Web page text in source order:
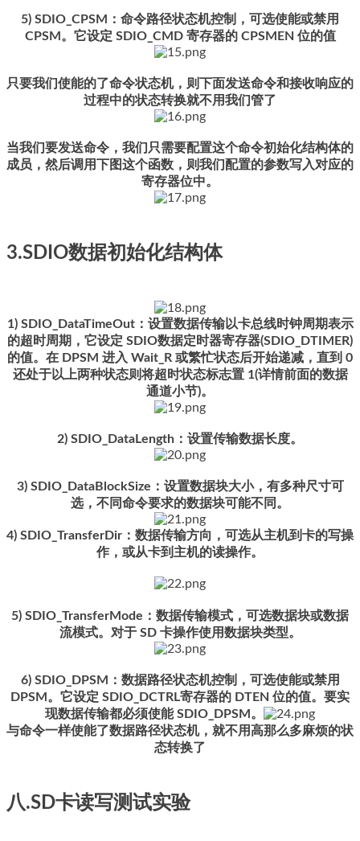
5) SDIO_CPSM：命令路径状态机控制，可选使能或禁用
CPSM。它设定 SDIO_CMD 寄存器的 CPSMEN 位的值
只要我们使能的了命令状态机，则下面发送命令和接收响应的
过程中的状态转换就不用我们管了
当我们要发送命令，我们只需要配置这个命令初始化结构体的
成员，然后调用下图这个函数，则我们配置的参数写入对应的
寄存器位中。
3.SDIO数据初始化结构体
1) SDIO_DataTimeOut：设置数据传输以卡总线时钟周期表示
的超时周期，它设定 SDIO数据定时器寄存器(SDIO_DTIMER)
的值。在 DPSM 进入 Wait_R 或繁忙状态后开始递减，直到 0
还处于以上两种状态则将超时状态标志置 1(详情前面的数据
通道小节)。
2) SDIO_DataLength：设置传输数据长度。
3) SDIO_DataBlockSize：设置数据块大小，有多种尺寸可
选，不同命令要求的数据块可能不同。
4) SDIO_TransferDir：数据传输方向，可选从主机到卡的写操
作，或从卡到主机的读操作。
5) SDIO_TransferMode：数据传输模式，可选数据块或数据
流模式。对于 SD 卡操作使用数据块类型。
6) SDIO_DPSM：数据路径状态机控制，可选使能或禁用
DPSM。它设定 SDIO_DCTRL寄存器的 DTEN 位的值。要实
现数据传输都必须使能 SDIO_DPSM。
与命令一样使能了数据路径状态机，就不用高那么多麻烦的状
态转换了
八.SD卡读写测试实验